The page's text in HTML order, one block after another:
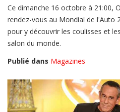
Ce dimanche 16 octobre à 21:00,
rendez-vous au Mondial de l'Auto
pour y découvrir les coulisses et
salon du monde.
Publié dans Magazines